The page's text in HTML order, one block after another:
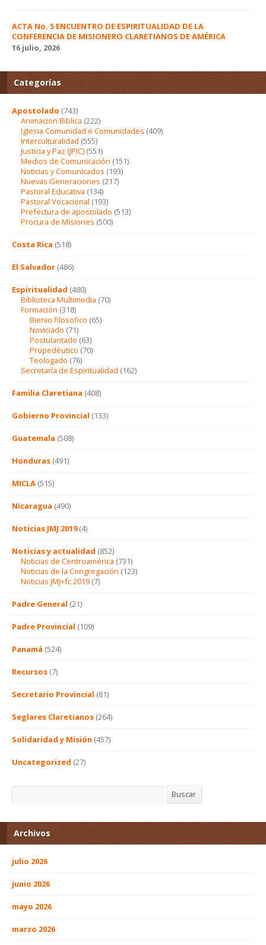
ACTA No. 5 ENCUENTRO DE ESPIRITUALIDAD DE LA
CONFERENCIA DE MISIONERO CLARETIANOS DE AMÉRICA
16 julio, 2026
Categorías
Apostolado (743)
Animacion Biblica (222)
Iglesia Comunidad e Comunidades (409)
Interculturalidad (555)
Justicia y Paz (JPIC) (551)
Medios de Comunicación (151)
Noticias y Comunicados (193)
Nuevas Generaciones (217)
Pastoral Educativa (134)
Pastoral Vocacional (193)
Prefectura de apostolado (513)
Procura de Misiones (500)
Costa Rica (518)
El Salvador (486)
Espiritualidad (480)
Biblioteca Multimedia (70)
Formación (318)
Bienio filosofico (65)
Noviciado (71)
Postulantado (63)
Propedéutico (70)
Teologado (76)
Secretaría de Espiritualidad (162)
Familia Claretiana (408)
Gobierno Provincial (133)
Guatemala (508)
Honduras (491)
MICLA (515)
Nicaragua (490)
Noticias JMJ 2019(4)
Noticias y actualidad (852)
Noticias de Centroamérica (731)
Noticias de la Congregación (123)
Noticias JMJ+fc 2019 (7)
Padre General (21)
Padre Provincial (109)
Panamá (524)
Recursos (7)
Secretario Provincial (81)
Seglares Claretianos (264)
Solidaridad y Misión (457)
Uncategorized (27)
Buscar Buscar
Archivos
julio 2026
junio 2026
mayo 2026
marzo 2026